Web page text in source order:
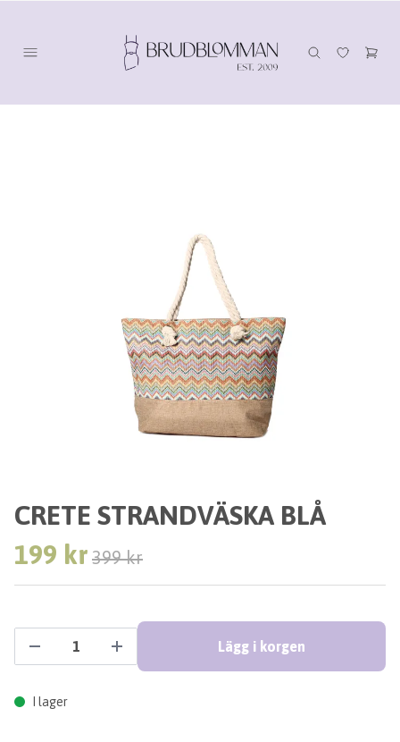
CRETE STRANDVÄSKA BLÅ
199 kr 399 kr
Lägg i korgen
I lager